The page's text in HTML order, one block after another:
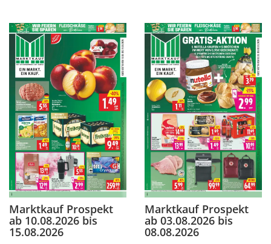
Marktkauf Prospekt
ab 10.08.2026 bis
15.08.2026
Marktkauf Prospekt
ab 03.08.2026 bis
08.08.2026